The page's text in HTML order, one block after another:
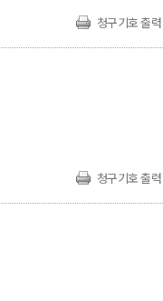
청구기호 출력
청구기호 출력